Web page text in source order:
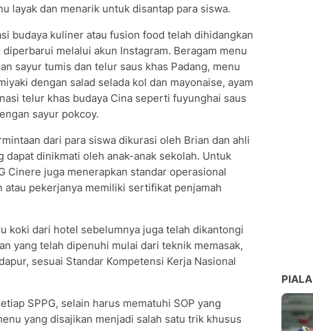
layak dan menarik untuk disantap para siswa.
budaya kuliner atau fusion food telah dihidangkan
melalui akun Instagram. Beragam menu
sayur tumis dan telur saus khas Padang, menu
dengan salad selada kol dan mayonaise, ayam
telur khas budaya Cina seperti fuyunghai saus
sayur pokcoy.
dari para siswa dikurasi oleh Brian dan ahli
dinikmati oleh anak-anak sekolah. Untuk
Cinere juga menerapkan standar operasional
atau pekerjanya memiliki sertifikat penjamah
koki dari hotel sebelumnya juga telah dikantongi
yang telah dipenuhi mulai dari teknik memasak,
sesuai Standar Kompetensi Kerja Nasional
SPPG, selain harus mematuhi SOP yang
yang disajikan menjadi salah satu trik khusus